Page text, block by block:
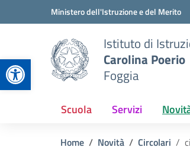
Apri la barra degli
Vai ai contenuti
Vai al menu di navigazioneMinistero dell'Istruzione e del Merito
Istituto di
Carolina Poerio
Foggia
Scuola Servizi
Home Novità Circolari